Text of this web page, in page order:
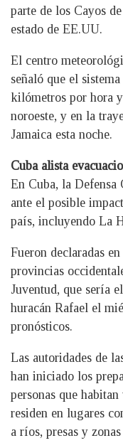
parte de los Cayos
estado de EE.UU.
El centro
señaló que el
kilómetros por hora
noroeste, y en la
Jamaica esta noche.
Cuba alista
En Cuba, la
ante el posible
país, incluyendo La
Fueron declaradas
provincias
Juventud, que sería
huracán Rafael el
pronósticos.
Las autoridades de
han iniciado los
personas que
residen en lugares
a ríos, presas y